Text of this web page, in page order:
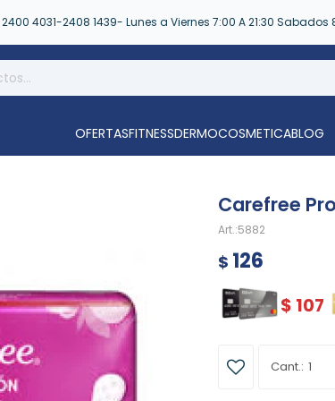
2400 4031-2408 1439- Lunes a Viernes 7:00 A 21:30 Sabados
OFERTASFITNESSDERMOCOSMETICABLOG
Carefree
5882
$ 126
$ 107
1